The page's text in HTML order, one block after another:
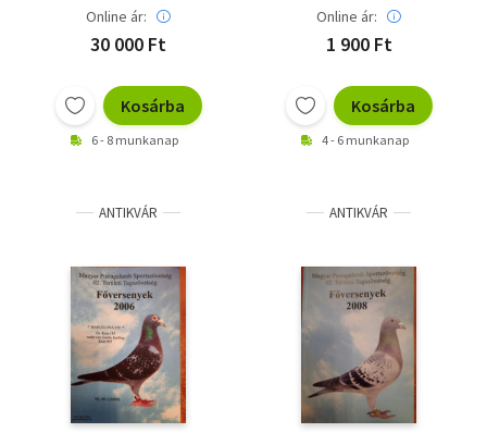
Online ár:
30 000 Ft
Kosárba
6 - 8 munkanap
Online ár:
1 900 Ft
Kosárba
4 - 6 munkanap
ANTIKVÁR ANTIKVÁR